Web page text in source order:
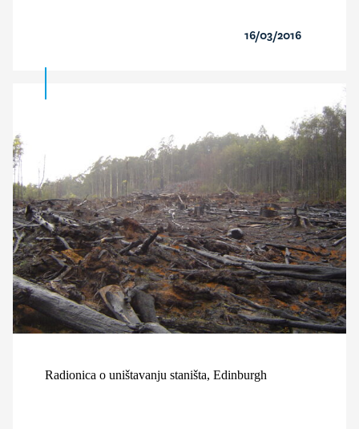
16/03/2016
Radionica o uništavanju staništa, Edinburgh